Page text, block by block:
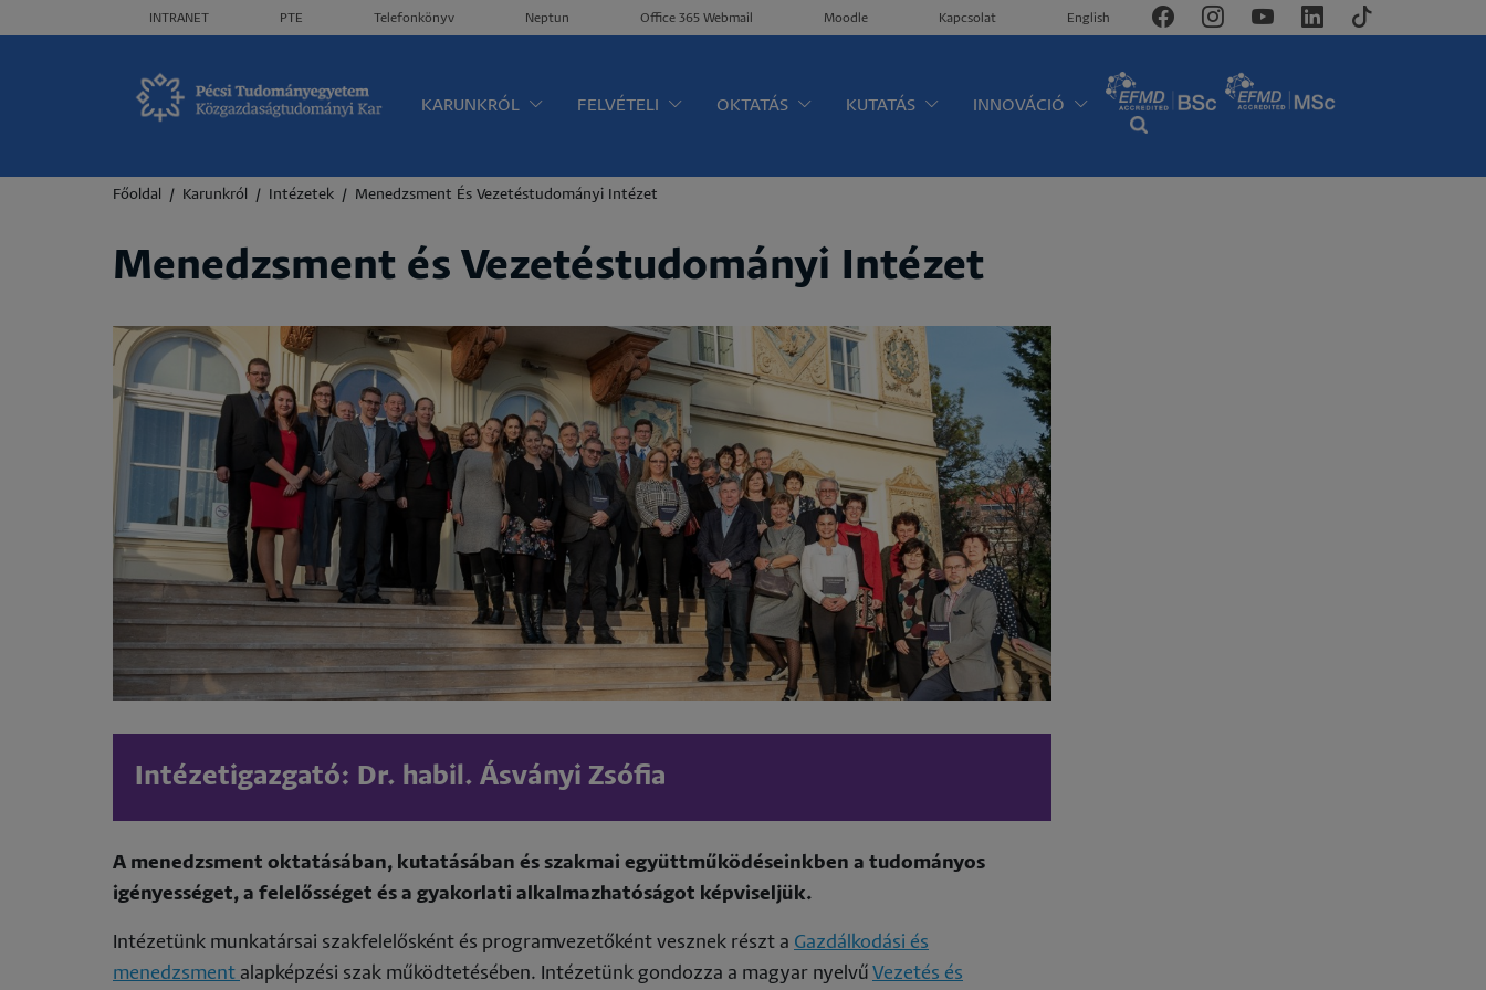
Header menü
INTRANET PTE Telefonkönyv Neptun Office 365 Webmail Moodle Kapcsolat English
KARUNKRÓL FELVÉTELI OKTATÁS KUTATÁS INNOVÁCIÓ
Morzsa
Főoldal Karunkról Intézetek Menedzsment És Vezetéstudományi Intézet
Menedzsment és Vezetéstudományi Intézet
Intézetigazgató: Dr. habil. Ásványi Zsófia
A menedzsment oktatásában, kutatásában és szakmai együttműködéseinkben a tudományos
igényességet, a felelősséget és a gyakorlati alkalmazhatóságot képviseljük.
Intézetünk munkatársai szakfelelősként és programvezetőként vesznek részt a Gazdálkodási és
menedzsment alapképzési szak működtetésében. Intézetünk gondozza a magyar nyelvű Vezetés és